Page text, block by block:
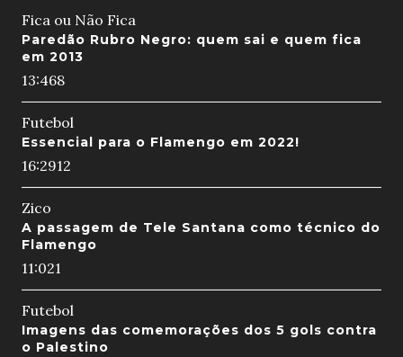
Fica ou Não Fica
Paredão Rubro Negro: quem sai e quem fica
em 2013
13:468
Futebol
Essencial para o Flamengo em 2022!
16:2912
Zico
A passagem de Tele Santana como técnico do
Flamengo
11:021
Futebol
Imagens das comemorações dos 5 gols contra
o Palestino